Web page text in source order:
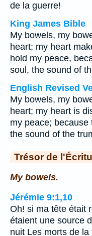
de la guerre!
King James Bible
My bowels, my
heart; my heart
hold my peace,
soul, the sound of
English Revised
My bowels, my
heart; my heart is
my peace;
the sound of the
Trésor de
My bowels.
Jérémie 9:1,10
Oh! si ma tête était
étaient une source
nuit Les morts de